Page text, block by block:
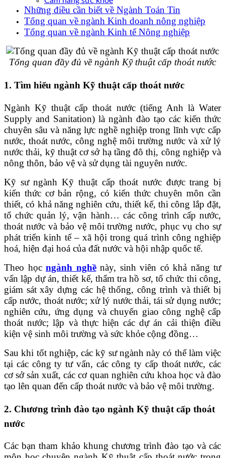
Những điều cần biết về Ngành Toán Tin
Tổng quan về ngành Kinh doanh nông nghiệp
Tổng quan về ngành Kinh tế Nông nghiệp
Tổng quan đầy đủ về ngành Kỹ thuật cấp thoát nước
1. Tìm hiểu ngành Kỹ thuật cấp thoát nước
Ngành Kỹ thuật cấp thoát nước (tiếng Anh là Water
Supply and Sanitation) là ngành đào tạo các kiến thức
chuyên sâu và năng lực nghề nghiệp trong lĩnh vực cấp
nước, thoát nước, công nghệ môi trường nước và xử lý
nước thải, kỹ thuật cơ sở hạ tầng đô thị, công nghiệp và
nông thôn, bảo vệ và sử dụng tài nguyên nước.
Kỹ sư ngành Kỹ thuật cấp thoát nước được trang bị
kiến thức cơ bản rộng, có kiến thức chuyên môn cần
thiết, có khả năng nghiên cứu, thiết kế, thi công lắp đặt,
tổ chức quản lý, vận hành… các công trình cấp nước,
thoát nước và bảo vệ môi trường nước, phục vụ cho sự
phát triển kinh tế – xã hội trong quá trình công nghiệp
hoá, hiện đại hoá của đất nước và hội nhập quốc tế.
Theo học ngành nghềnày, sinh viên có khả năng tư
vấn lập dự án, thiết kế, thẩm tra hồ sơ, tổ chức thi công,
giám sát xây dựng các hệ thống, công trình và thiết bị
cấp nước, thoát nước; xử lý nước thải, tái sử dụng nước;
nghiên cứu, ứng dụng và chuyển giao công nghệ cấp
thoát nước; lập và thực hiện các dự án cải thiện điều
kiện vệ sinh môi trường và sức khỏe cộng đồng…
Sau khi tốt nghiệp, các kỹ sư ngành này có thể làm việc
tại các công ty tư vấn, các công ty cấp thoát nước, các
cơ sở sản xuất, các cơ quan nghiên cứu khoa học và đào
tạo lên quan đến cấp thoát nước và bảo vệ môi trường.
2. Chương trình đào tạo ngành Kỹ thuật cấp thoát
nước
Các bạn tham khảo khung chương trình đào tạo và các